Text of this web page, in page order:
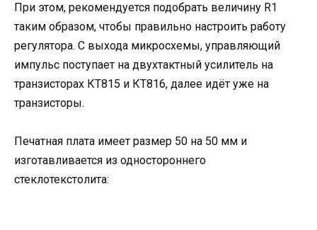
При этом, рекомендуется подобрать величину R1
таким образом, чтобы правильно настроить работу
регулятора. С выхода микросхемы, управляющий
импульс поступает на двухтактный усилитель на
транзисторах КТ815 и КТ816, далее идёт уже на
транзисторы.
Печатная плата имеет размер 50 на 50 мм и
изготавливается из одностороннего
стеклотекстолита: